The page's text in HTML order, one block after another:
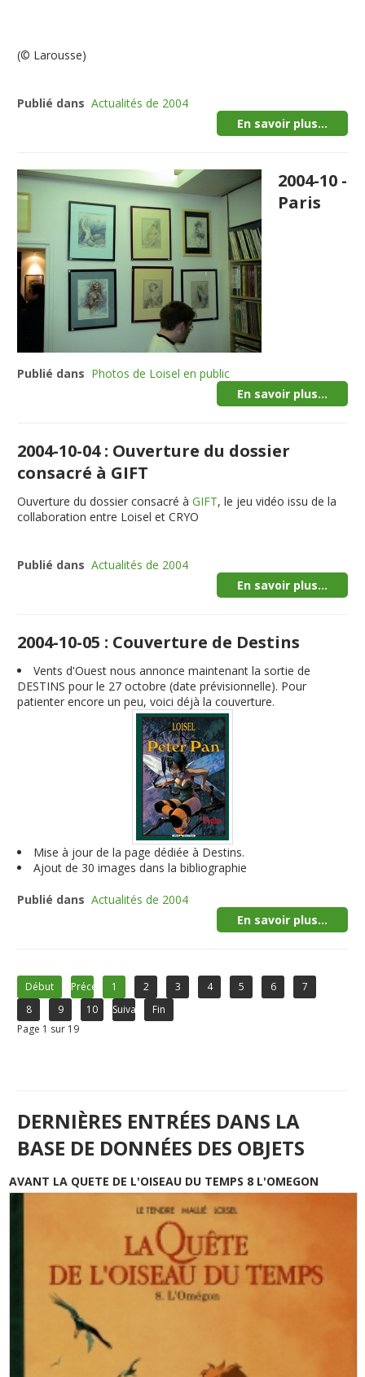
(© Larousse)
Publié dans Actualités de 2004
En savoir plus...
2004-10 -
Paris
Publié dans Photos de Loisel en public
En savoir plus...
2004-10-04 : Ouverture du dossier
consacré à GIFT
Ouverture du dossier consacré àGIFT, le jeu vidéo issu de la
collaboration entre Loisel et CRYO
Publié dans Actualités de 2004
En savoir plus...
2004-10-05 : Couverture de Destins
Vents d'Ouest nous annonce maintenant la sortie de
DESTINS pour le 27 octobre (date prévisionnelle). Pour
patienter encore un peu, voici déjà la couverture.
Mise à jour de la page dédiée à Destins.
Ajout de 30 images dans la bibliographie
Publié dans Actualités de 2004
En savoir plus...
Début Précédent1 2 3 4 5 6
7
8
9 10 Suivant
Fin
Page 1 sur 19
DERNIÈRES ENTRÉES DANS LA
BASE DE DONNÉES DES OBJETS
AVANT LA QUETE DE L'OISEAU DU TEMPS 8 L'OMEGON